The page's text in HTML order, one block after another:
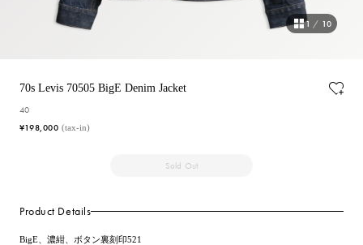
1 / 10
70s Levis 70505 BigE Denim Jacket
40
¥198,000 (tax-in)
Sold Out
Product Details
BigE、濃紺、ボタン裏刻印521